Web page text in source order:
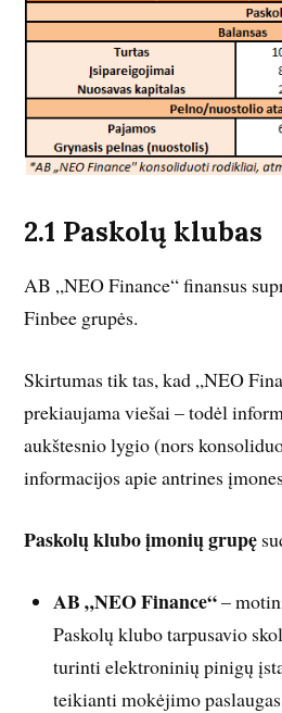
2.1 Paskolų klubas
AB „NEO Finance“ finansus
Finbee grupės.
Skirtumas tik tas, kad „NEO
prekiaujama viešai – todėl
aukštesnio lygio (nors
informacijos apie antrines
Paskolų klubo įmonių grupę
AB „NEO Finance“–
Paskolų klubo tarpusavio
turinti elektroninių pinigų
teikianti mokėjimo